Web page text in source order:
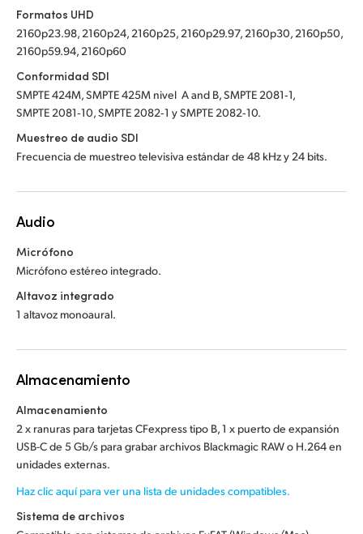
Formatos UHD
2160p23.98, 2160p24, 2160p25, 2160p29.97, 2160p30, 2160p50,
2160p59.94, 2160p60
Conformidad SDI
SMPTE 424M, SMPTE 425M nivel A and B, SMPTE 2081‑1,
SMPTE 2081‑10, SMPTE 2082‑1 y SMPTE 2082‑10.
Muestreo de audio SDI
Frecuencia de muestreo televisiva estándar de 48 kHz y 24 bits.
Audio
Micrófono
Micrófono estéreo integrado.
Altavoz integrado
1 altavoz monoaural.
Almacenamiento
Almacenamiento
2 x ranuras para tarjetas CFexpress tipo B, 1 x puerto de expansión
USB-C de 5 Gb/s para grabar archivos Blackmagic RAW o H.264 en
unidades externas.
Haz clic aquí para ver una lista de unidades compatibles.
Sistema de archivos